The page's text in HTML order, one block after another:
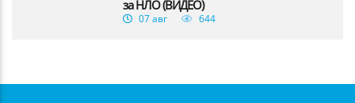
за НЛО (ВИДЕО)
07 авг 644